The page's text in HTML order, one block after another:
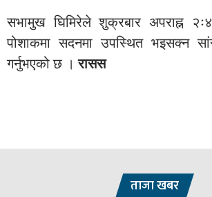
सभामुख घिमिरेले शुक्रबार अपराह्न
पोशाकमा सदनमा उपस्थित भइसक्न
गर्नुभएको छ ।रासस
ताजा खबर